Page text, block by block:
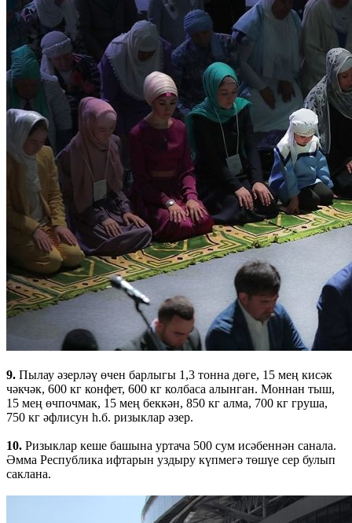
9. Пылау әзерләү өчен барлыгы 1,3 тонна дөге, 15 мең кисәк
чәкчәк, 600 кг конфет, 600 кг колбаса алынган. Моннан тыш,
15 мең өчпочмак, 15 мең беккән, 850 кг алма, 700 кг груша,
750 кг әфлисун һ.б. ризыклар әзер.
10. Ризыклар кеше башына уртача 500 сум исәбеннән санала.
Әмма Республика ифтарын уздыру күпмегә төшүе сер булып
саклана.